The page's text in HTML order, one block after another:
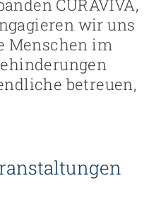
CURAVIVA,
wir uns
Menschen im
betreuen,